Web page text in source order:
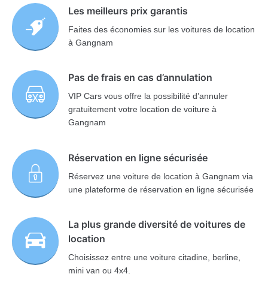
Les meilleurs prix garantis
Faites des économies sur les voitures de location
à Gangnam
Pas de frais en cas d’annulation
VIP Cars vous offre la possibilité d’annuler
gratuitement votre location de voiture à
Gangnam
Réservation en ligne sécurisée
Réservez une voiture de location à Gangnam via
une plateforme de réservation en ligne sécurisée
La plus grande diversité de voitures de
location
Choisissez entre une voiture citadine, berline,
mini van ou 4x4.